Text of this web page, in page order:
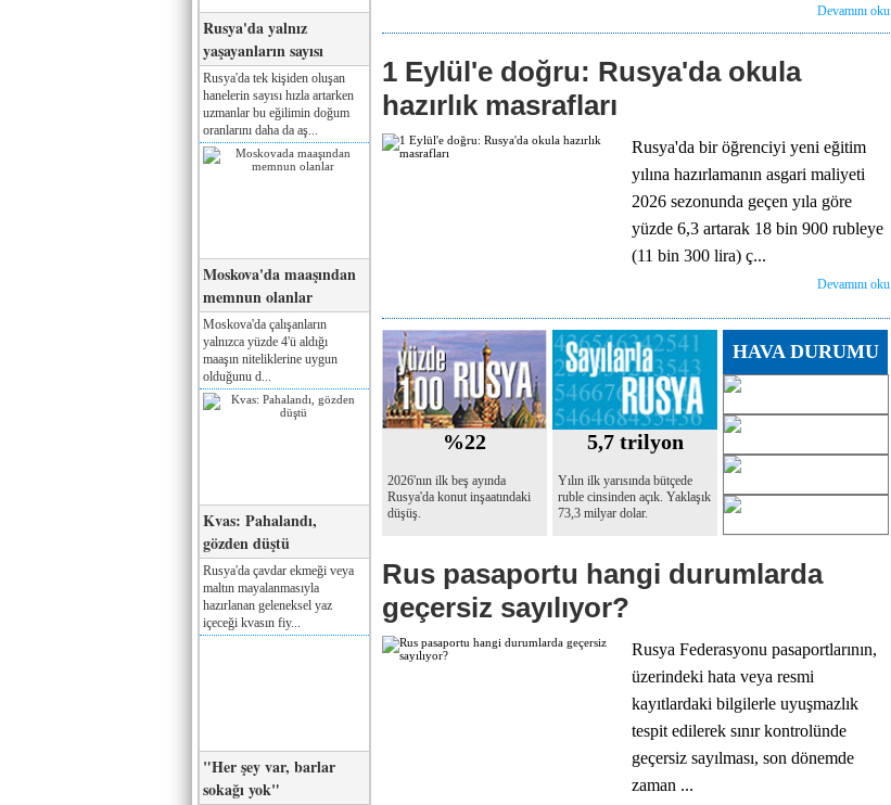
Rusya'da yalnız
yaşayanların sayısı
Rusya'da tek kişiden oluşan
hanelerin sayısı hızla artarken
uzmanlar bu eğilimin doğum
oranlarını daha da aş...
Moskova'da maaşından
memnun olanlar
Moskova'da çalışanların
yalnızca yüzde 4'ü aldığı
maaşın niteliklerine uygun
olduğunu d...
Kvas: Pahalandı,
gözden düştü
Rusya'da çavdar ekmeği veya
maltın mayalanmasıyla
hazırlanan geleneksel yaz
içeceği kvasın fiy...
"Her şey var, barlar
sokağı yok"
Devamını oku
1 Eylül'e doğru: Rusya'da okula
hazırlık masrafları
Rusya'da bir öğrenciyi yeni eğitim
yılına hazırlamanın asgari maliyeti
2026 sezonunda geçen yıla göre
yüzde 6,3 artarak 18 bin 900 rubleye
(11 bin 300 lira) ç...
Devamını oku
%22
2026'nın ilk beş ayında
Rusya'da konut inşaatındaki
düşüş.
5,7 trilyon
Yılın ilk yarısında bütçede
ruble cinsinden açık. Yaklaşık
73,3 milyar dolar.
HAVA DURUMU
Rus pasaportu hangi durumlarda
geçersiz sayılıyor?
Rusya Federasyonu pasaportlarının,
üzerindeki hata veya resmi
kayıtlardaki bilgilerle uyuşmazlık
tespit edilerek sınır kontrolünde
geçersiz sayılması, son dönemde
zaman ...